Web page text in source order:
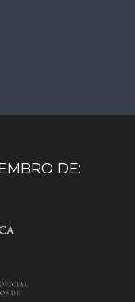
DE: